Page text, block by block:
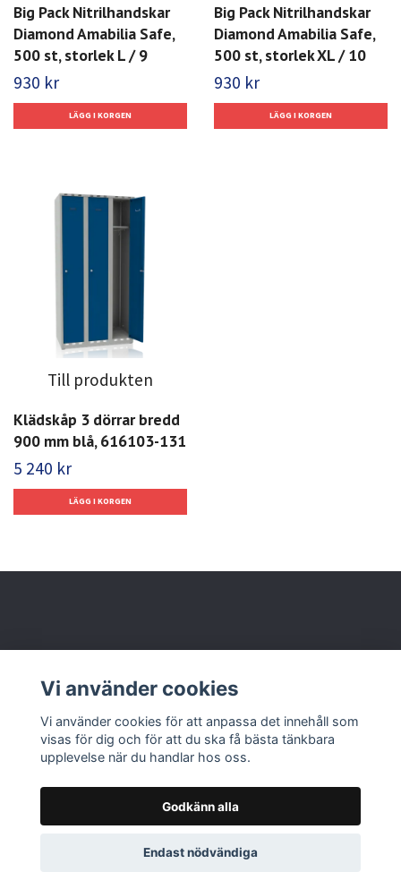
Big Pack Nitrilhandskar
Diamond Amabilia Safe,
500 st, storlek L / 9
930 kr
Big Pack Nitrilhandskar
Diamond Amabilia Safe,
500 st, storlek XL / 10
930 kr
Till produkten
Klädskåp 3 dörrar bredd
900 mm blå, 616103-131
5 240 kr
Läs mer
© 2026 Nolbox AB
Vi använder cookies
Vi använder cookies för att anpassa det innehåll som
visas för dig och för att du ska få bästa tänkbara
upplevelse när du handlar hos oss.
Godkänn alla
Endast nödvändiga